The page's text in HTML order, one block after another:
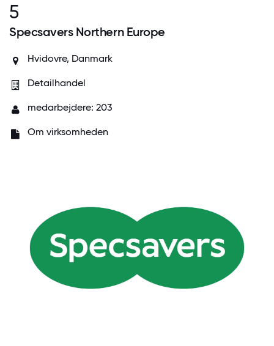
5
Specsavers Northern Europe
Hvidovre, Danmark
Detailhandel
medarbejdere: 203
Om virksomheden